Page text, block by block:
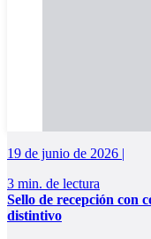
19 de junio de 2026 |
3 min. de lectura
Sello de recepción con
distintivo